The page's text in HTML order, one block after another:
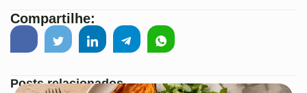
Compartilhe:
Posts relacionados